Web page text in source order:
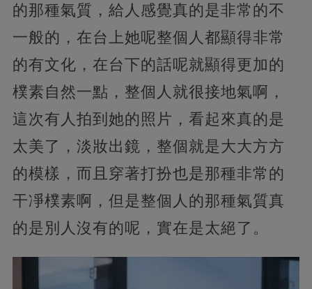
的那種氣質， 給人感覺真的是非常的不
一般的，在台上她呢整個人都顯得非常
的有文化，在台下的話呢就顯得更加的
樸素自然一點，整個人就很接地氣啊，
這次有人拍到她的照片，看起來真的是
太美了， 淡妝出鏡，整個就是大大方方
的模樣，而且穿著打扮也是那種非常的
干凈樸素啊，但是整個人的那種氣質真
的是別人沒有的呢，實在是太絕了。